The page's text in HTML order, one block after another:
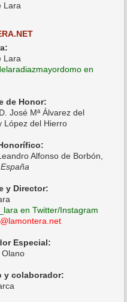
Lara
Lara
en
de Honor:
José Mª Álvarez del
López del Hierro
Alfonso de Borbón,
y Director:
en Twitter/Instagram
Especial:
Olano
y colaborador: